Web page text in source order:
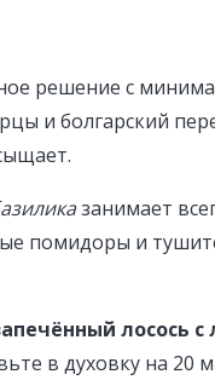
решение с
и болгарский
занимает
помидоры и
лосось
в духовку на